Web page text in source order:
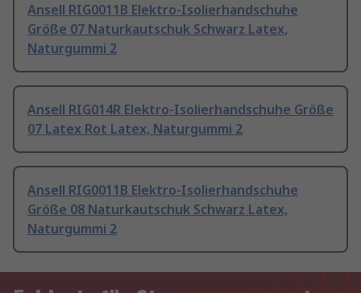
Ansell RIG0011B Elektro-Isolierhandschuhe
Größe 07 Naturkautschuk Schwarz Latex,
Naturgummi 2
Ansell RIG014R Elektro-Isolierhandschuhe Größe
07 Latex Rot Latex, Naturgummi 2
Ansell RIG0011B Elektro-Isolierhandschuhe
Größe 08 Naturkautschuk Schwarz Latex,
Naturgummi 2